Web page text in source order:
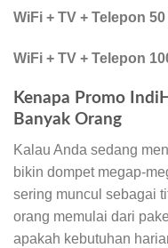
WiFi + TV + Telepon
WiFi + TV + Telepon
Kenapa Promo
Banyak Orang
Kalau Anda sedang
bikin dompet megap-
sering muncul sebagai
orang memulai dari
apakah kebutuhan